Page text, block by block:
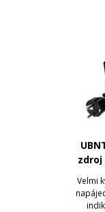
zdroj
Velmi